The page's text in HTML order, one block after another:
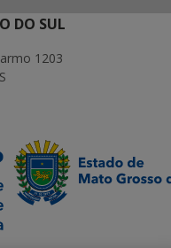
DO SUL
1203